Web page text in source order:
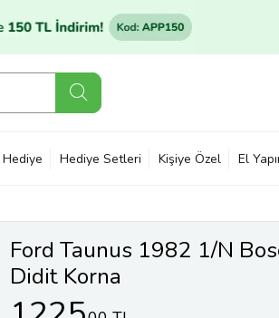
Hediye Hediye Setleri Kişiye Özel El
Ford Taunus 1982 1/N
Didit Korna